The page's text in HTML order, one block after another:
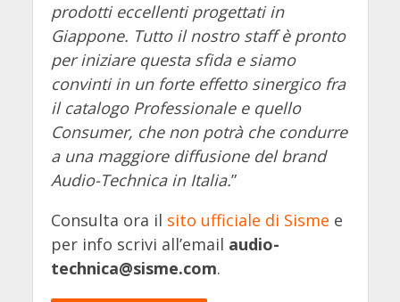
prodotti eccellenti progettati in
Giappone. Tutto il nostro staff è pronto
per iniziare questa sfida e siamo
convinti in un forte effetto sinergico fra
il catalogo Professionale e quello
Consumer, che non potrà che condurre
a una maggiore diffusione del brand
Audio-Technica in Italia.”
Consulta ora il sito ufficiale di Sisme e
per info scrivi all’email audio-
technica@sisme.com.